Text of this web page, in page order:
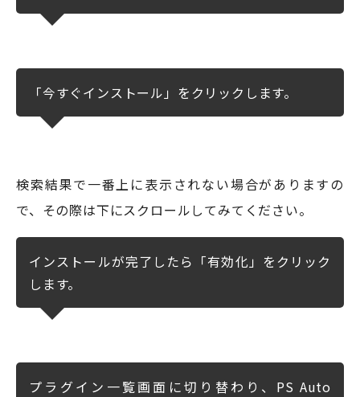
「今すぐインストール」をクリックします。
検索結果で一番上に表示されない場合がありますの
で、その際は下にスクロールしてみてください。
インストールが完了したら「有効化」をクリック
します。
プラグイン一覧画面に切り替わり、PS Auto